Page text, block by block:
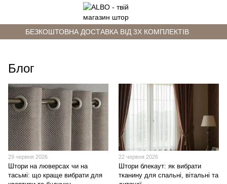
БЕЗКОШТОВНА ДОСТАВКА ВІД 3Х КОМПЛЕКТІВ
Блог
29 червня 2026
Штори на люверсах чи на
тасьмі: що краще вибрати для
22 червня 2026
Штори блекаут: як вибрати
тканину для спальні, вітальні та